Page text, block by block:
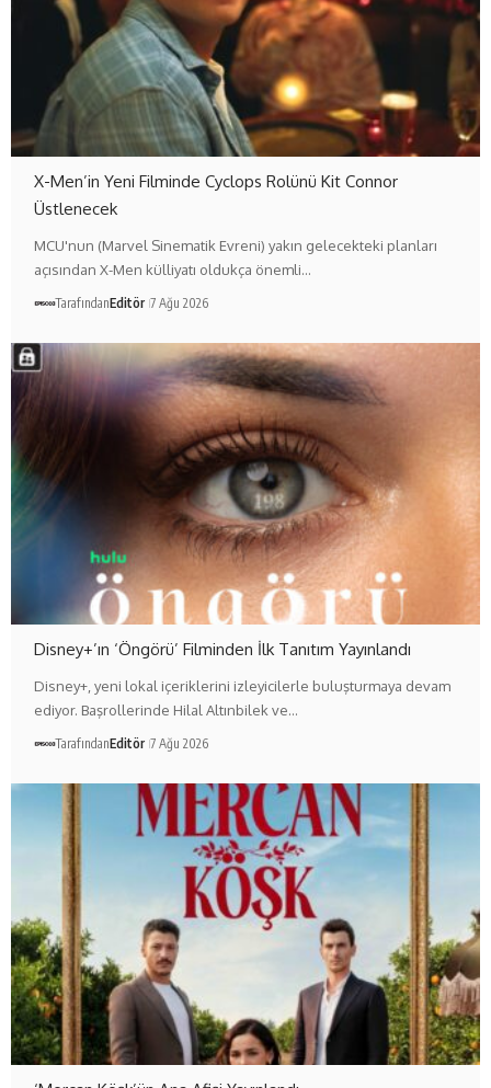
X-Men’in Yeni Filminde Cyclops Rolünü Kit Connor
Üstlenecek
MCU'nun (Marvel Sinematik Evreni) yakın gelecekteki planları
açısından X-Men külliyatı oldukça önemli…
TarafındanEditör 7 Ağu 2026
Disney+’ın ‘Öngörü’ Filminden İlk Tanıtım Yayınlandı
Disney+, yeni lokal içeriklerini izleyicilerle buluşturmaya devam
ediyor. Başrollerinde Hilal Altınbilek ve…
TarafındanEditör 7 Ağu 2026